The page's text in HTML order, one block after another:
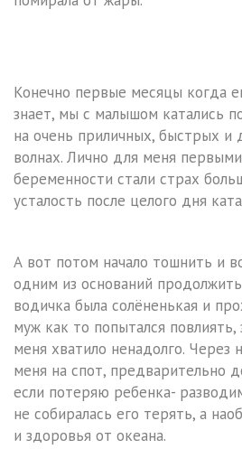
Конечно первые месяцы когда
знает, мы с малышом катались
на очень приличных, быстрых и
волнах. Лично для меня
беременности стали страх
усталость после целого дня
А вот потом начало тошнить и
одним из оснований
водичка была солёненькая и
муж как то попытался повлиять,
меня хватило ненадолго. Через
меня на спот, предварительно
если потеряю ребенка-
не собиралась его терять, а
и здоровья от океана.